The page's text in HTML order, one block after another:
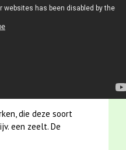
die deze soort
een zeelt. De